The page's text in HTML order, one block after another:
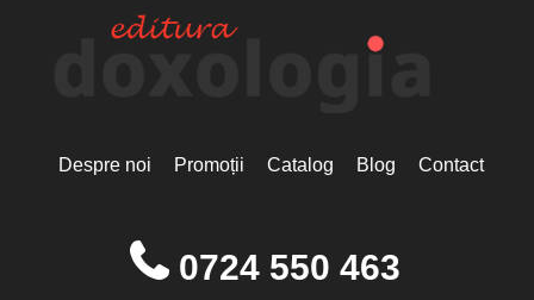
Despre noi Promoții Catalog Blog Contact
0724 550 463